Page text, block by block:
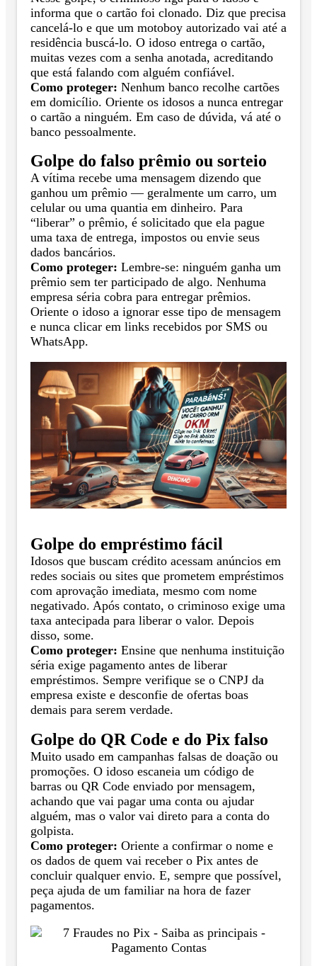
informa que o cartão foi clonado. Diz que precisa
cancelá-lo e que um motoboy autorizado vai até a
residência buscá-lo. O idoso entrega o cartão,
muitas vezes com a senha anotada, acreditando
que está falando com alguém confiável.
Como proteger: Nenhum banco recolhe cartões
em domicílio. Oriente os idosos a nunca entregar
o cartão a ninguém. Em caso de dúvida, vá até o
banco pessoalmente.
Golpe do falso prêmio ou sorteio
A vítima recebe uma mensagem dizendo que
ganhou um prêmio — geralmente um carro, um
celular ou uma quantia em dinheiro. Para
“liberar” o prêmio, é solicitado que ela pague
uma taxa de entrega, impostos ou envie seus
dados bancários.
Como proteger: Lembre-se: ninguém ganha um
prêmio sem ter participado de algo. Nenhuma
empresa séria cobra para entregar prêmios.
Oriente o idoso a ignorar esse tipo de mensagem
e nunca clicar em links recebidos por SMS ou
WhatsApp.
Golpe do empréstimo fácil
Idosos que buscam crédito acessam anúncios em
redes sociais ou sites que prometem empréstimos
com aprovação imediata, mesmo com nome
negativado. Após contato, o criminoso exige uma
taxa antecipada para liberar o valor. Depois
disso, some.
Como proteger: Ensine que nenhuma instituição
séria exige pagamento antes de liberar
empréstimos. Sempre verifique se o CNPJ da
empresa existe e desconfie de ofertas boas
demais para serem verdade.
Golpe do QR Code e do Pix falso
Muito usado em campanhas falsas de doação ou
promoções. O idoso escaneia um código de
barras ou QR Code enviado por mensagem,
achando que vai pagar uma conta ou ajudar
alguém, mas o valor vai direto para a conta do
golpista.
Como proteger: Oriente a confirmar o nome e
os dados de quem vai receber o Pix antes de
concluir qualquer envio. E, sempre que possível,
peça ajuda de um familiar na hora de fazer
pagamentos.